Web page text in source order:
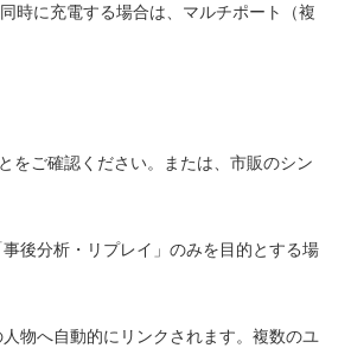
時に充電する場合は、マルチポート（複
をご確認ください。または、市販のシン
後分析・リプレイ」のみを目的とする場
物へ自動的にリンクされます。複数のユ